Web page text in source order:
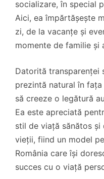
socializare, în special
Aici, ea împărtășește
zi, de la vacanțe și
momente de familie și
Datorită transparenței
prezintă natural în
să creeze o legătură
Ea este apreciată
stil de viață sănătos
vieții, fiind un model
România care își
succes cu o viață